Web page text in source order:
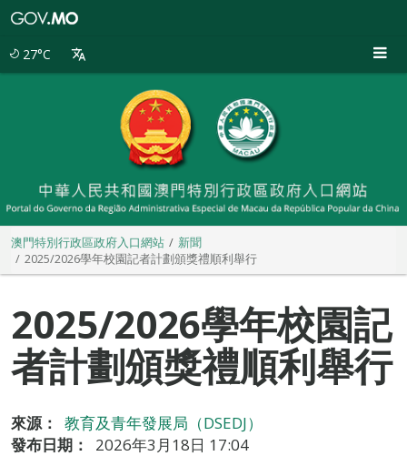
27°C
澳門特別行政區政府入口網站
新聞
2025/2026學年校園記者計劃頒獎禮順利舉行
2025/2026學年校園記
者計劃頒獎禮順利舉行
來源：
教育及青年發展局（DSEDJ）
發布日期：
2026年3月18日 17:04